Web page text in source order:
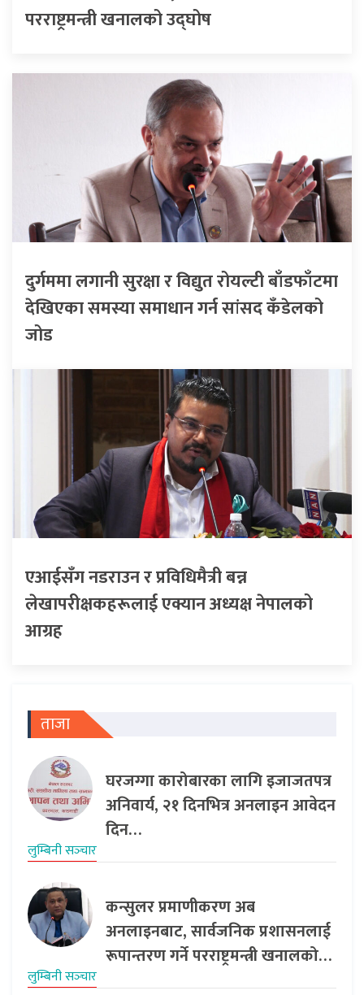
परराष्ट्रमन्त्री खनालको उद्घोष
दुर्गममा लगानी सुरक्षा र विद्युत रोयल्टी बाँडफाँटमा
देखिएका समस्या समाधान गर्न सांसद कँडेलको
जोड
एआईसँग नडराउन र प्रविधिमैत्री बन्न
लेखापरीक्षकहरूलाई एक्यान अध्यक्ष नेपालको
आग्रह
ताजा
घरजग्गा कारोबारका लागि इजाजतपत्र
अनिवार्य, २१ दिनभित्र अनलाइन आवेदन
दिन…
लुम्बिनी सञ्‍चार
कन्सुलर प्रमाणीकरण अब
अनलाइनबाट, सार्वजनिक प्रशासनलाई
रूपान्तरण गर्ने परराष्ट्रमन्त्री खनालको…
लुम्बिनी सञ्‍चार